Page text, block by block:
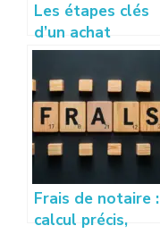
Les étapes clés
d’un achat
immobilier : de la
visite à la
signature
Frais de notaire :
calcul précis,